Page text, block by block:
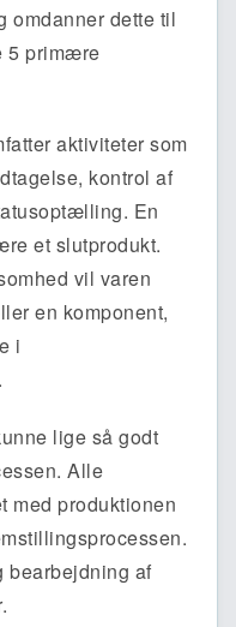
omdanner dette til
5 primære
aktiviteter som
kontrol af
En
et slutprodukt.
vil varen
en komponent,
i
lige så godt
Alle
med produktionen
bearbejdning af